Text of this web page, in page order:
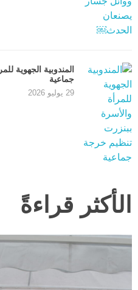
المندوبية الجهوية
جماعية
29 يوليو 2026
الأكثر قراءةً